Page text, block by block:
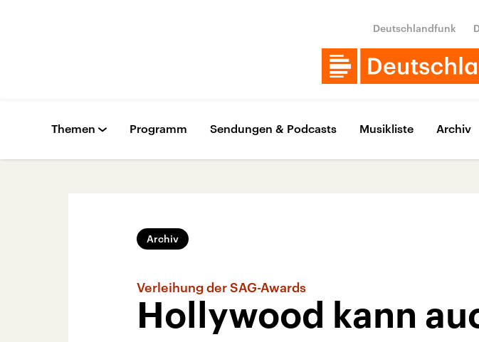
Deutschlandfunk
Themen Programm Sendungen & Podcasts Musikliste Archiv
Archiv
Verleihung der SAG-Awards
Hollywood kann